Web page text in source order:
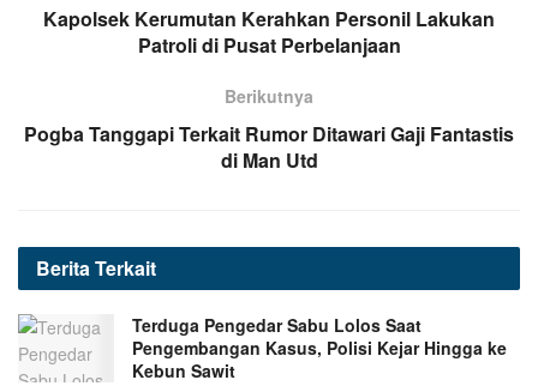
Kapolsek Kerumutan Kerahkan Personil Lakukan
Patroli di Pusat Perbelanjaan
Berikutnya
Pogba Tanggapi Terkait Rumor Ditawari Gaji Fantastis
di Man Utd
BeritaTerkait
Terduga Pengedar Sabu Lolos Saat
Pengembangan Kasus, Polisi Kejar Hingga ke
Kebun Sawit